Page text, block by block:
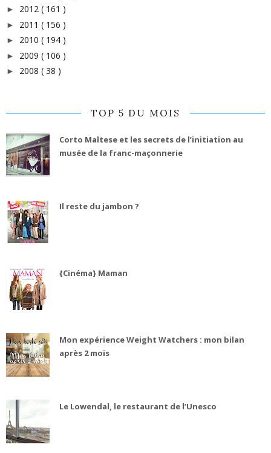
► 2012 ( 161 )
► 2011 ( 156 )
► 2010 ( 194 )
► 2009 ( 106 )
► 2008 ( 38 )
TOP 5 DU MOIS
Corto Maltese et les secrets de l’initiation au
musée de la franc-maçonnerie
Il reste du jambon ?
{Cinéma} Maman
Mon expérience Weight Watchers : mon bilan
après 2 mois
Le Lowendal, le restaurant de l’Unesco